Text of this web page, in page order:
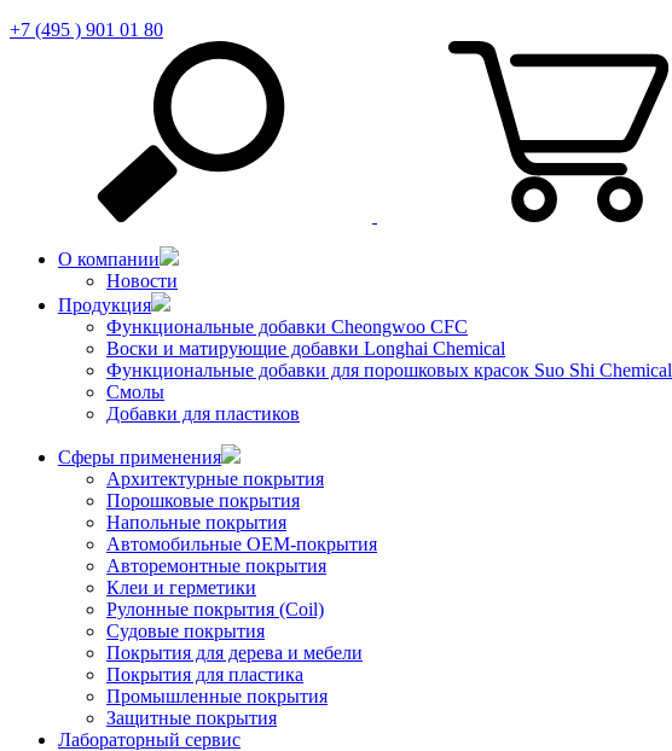
+7 (495 ) 901 01 80
О компании
Новости
Продукция
Функциональные добавки Cheongwoo СFC
Воски и матирующие добавки Longhai Chemical
Функциональные добавки для порошковых красок Suo Shi Chemical
Смолы
Добавки для пластиков
Сферы применения
Архитектурные покрытия
Порошковые покрытия
Напольные покрытия
Автомобильные ОЕМ-покрытия
Авторемонтные покрытия
Клеи и герметики
Рулонные покрытия (Coil)
Судовые покрытия
Покрытия для дерева и мебели
Покрытия для пластика
Промышленные покрытия
Защитные покрытия
Лабораторный сервис